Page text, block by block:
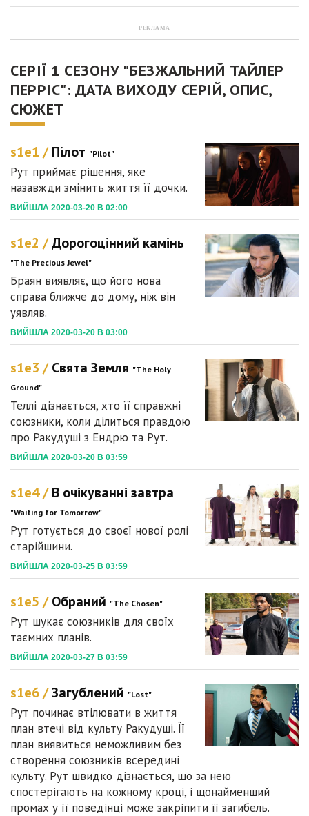
РЕКЛАМА
СЕРІЇ 1 СЕЗОНУ "БЕЗЖАЛЬНИЙ ТАЙЛЕР
ПЕРРІС": ДАТА ВИХОДУ СЕРІЙ, ОПИС,
СЮЖЕТ
s1e1 /Пілот "Pilot"
Рут приймає рішення, яке
назавжди змінить життя її дочки.
ВИЙШЛА 2020-03-20 В 02:00
s1e2 /Дорогоцінний камінь
"The Precious Jewel"
Браян виявляє, що його нова
справа ближче до дому, ніж він
уявляв.
ВИЙШЛА 2020-03-20 В 03:00
s1e3 /Свята Земля "The Holy
Ground"
Теллі дізнається, хто її справжні
союзники, коли ділиться правдою
про Ракудуші з Ендрю та Рут.
ВИЙШЛА 2020-03-20 В 03:59
s1e4 /В очікуванні завтра
"Waiting for Tomorrow"
Рут готується до своєї нової ролі
старійшини.
ВИЙШЛА 2020-03-25 В 03:59
s1e5 /Обраний "The Chosen"
Рут шукає союзників для своїх
таємних планів.
ВИЙШЛА 2020-03-27 В 03:59
s1e6 /Загублений "Lost"
Рут починає втілювати в життя
план втечі від культу Ракудуші. Її
план виявиться неможливим без
створення союзників всередині
культу. Рут швидко дізнається, що за нею
спостерігають на кожному кроці, і щонайменший
промах у її поведінці може закріпити її загибель.